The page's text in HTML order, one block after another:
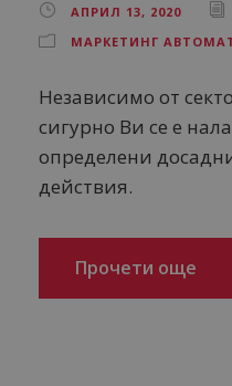
АПРИЛ 13, 2020
МАРКЕТИНГ
Независимо от
сигурно Ви се е
определени
действия.
Прочети още